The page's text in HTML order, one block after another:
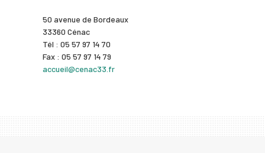
50 avenue de Bordeaux
33360 Cénac
Tél : 05 57 97 14 70
Fax : 05 57 97 14 79
accueil@cenac33.fr